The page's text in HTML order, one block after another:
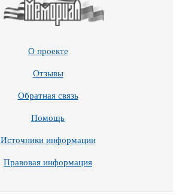
О проекте
Отзывы
Обратная связь
Помощь
Источники информации
Правовая информация